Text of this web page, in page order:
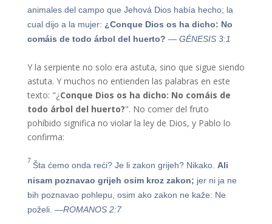
animales del campo que Jehová Dios había hecho; la
cual dijo a la mujer: ¿Conque Dios os ha dicho: No
comáis de todo árbol del huerto? — GÉNESIS 3:1
Y la serpiente no solo era astuta, sino que sigue siendo
astuta. Y muchos no entienden las palabras en este
texto: "¿Conque Dios os ha dicho: No comáis de
todo árbol del huerto?". No comer del fruto
pohíbido significa no violar la ley de Dios, y Pablo lo
confirma:
7 Šta ćemo onda reći? Je li zakon grijeh? Nikako. Ali
nisam poznavao grijeh osim kroz zakon; jer ni ja ne
bih poznavao pohlepu, osim ako zakon ne kaže: Ne
poželi. —ROMANOS 2:7